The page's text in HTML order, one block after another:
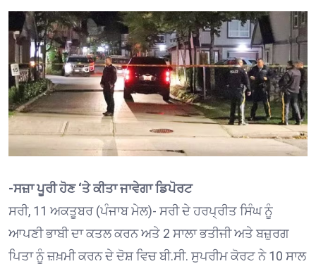
-ਸਜ਼ਾ ਪੂਰੀ ਹੋਣ ‘ਤੇ ਕੀਤਾ ਜਾਵੇਗਾ ਡਿਪੋਰਟ
ਸਰੀ, 11 ਅਕਤੂਬਰ (ਪੰਜਾਬ ਮੇਲ)- ਸਰੀ ਦੇ ਹਰਪ੍ਰੀਤ ਸਿੰਘ ਨੂੰ
ਆਪਣੀ ਭਾਬੀ ਦਾ ਕਤਲ ਕਰਨ ਅਤੇ 2 ਸਾਲਾ ਭਤੀਜੀ ਅਤੇ ਬਜ਼ੁਰਗ
ਪਿਤਾ ਨੂੰ ਜ਼ਖ਼ਮੀ ਕਰਨ ਦੇ ਦੋਸ਼ ਵਿਚ ਬੀ.ਸੀ. ਸੁਪਰੀਮ ਕੋਰਟ ਨੇ 10 ਸਾਲ